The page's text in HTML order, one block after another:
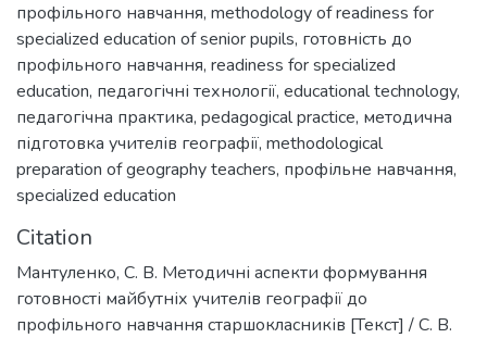
профільного навчання, methodology of readiness for
specialized education of senior pupils, готовність до
профільного навчання, readiness for specialized
education, педагогічні технології, educational technology,
педагогічна практика, pedagogical practice, методична
підготовка учителів географії, methodological
preparation of geography teachers, профільне навчання,
specialized education
Citation
Мантуленко, С. В. Методичні аспекти формування
готовності майбутніх учителів географії до
профільного навчання старшокласників [Текст] / С. В.